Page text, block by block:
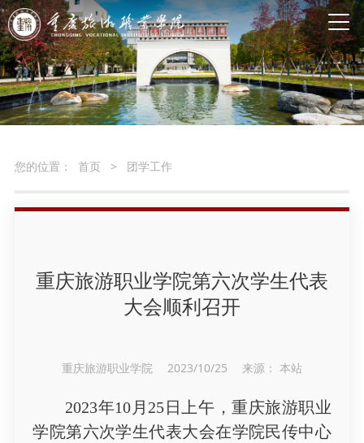
您的位置： 首页 > 团学工作
重庆旅游职业学院第六次学生代表
大会顺利召开
重庆旅游职业学院 2023/10/25 来源： 本站
2023年10月25日上午，重庆旅游职业
学院第六次学生代表大会在学院民传中心